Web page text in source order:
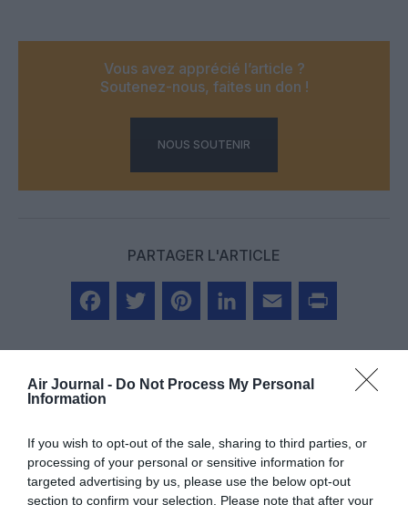
Air Journal - Do Not Process My Personal
Information
If you wish to opt-out of the sale, sharing to third parties, or
processing of your personal or sensitive information for
targeted advertising by us, please use the below opt-out
section to confirm your selection. Please note that after your
Vous avez apprécié l’article ?
Soutenez-nous, faites un don !
NOUS SOUTENIR
PARTAGER L'ARTICLE
LAISSER UN COMMENTAIRE